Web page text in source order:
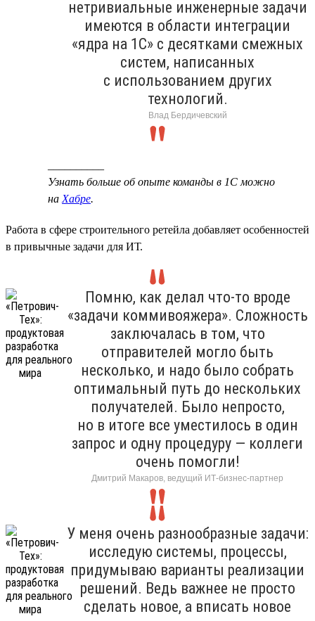
нетривиальные инженерные задачи
имеются в области интеграции
«ядра на 1С» с десятками смежных
систем, написанных
с использованием других
технологий.
Влад Бердичевский
Узнать больше об опыте команды в 1С можно
на Хабре.
Работа в сфере строительного ретейла добавляет особенностей
в привычные задачи для ИТ.
Помню, как делал что-то вроде
«задачи коммивояжера». Сложность
заключалась в том, что
отправителей могло быть
несколько, и надо было собрать
оптимальный путь до нескольких
получателей. Было непросто,
но в итоге все уместилось в один
запрос и одну процедуру — коллеги
очень помогли!
Дмитрий Макаров, ведущий ИТ-бизнес-партнер
У меня очень разнообразные задачи:
исследую системы, процессы,
придумываю варианты реализации
решений. Ведь важнее не просто
сделать новое, а вписать новое